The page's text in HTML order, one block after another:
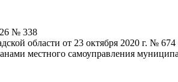
№ 338
области от 23 октября 2020 г. №
местного самоуправления